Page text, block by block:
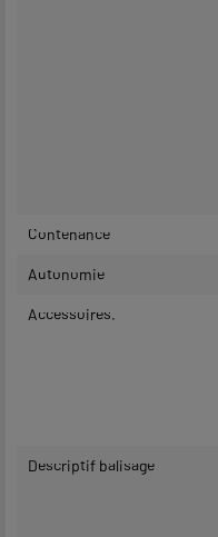
Contenance
Autonomie
Accessoires.
Descriptif balisage